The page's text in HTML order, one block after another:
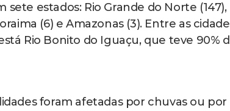
sete estados: Rio Grande do Norte
(6) e Amazonas (3). Entre as
Rio Bonito do Iguaçu, que teve 90%
foram afetadas por chuvas ou